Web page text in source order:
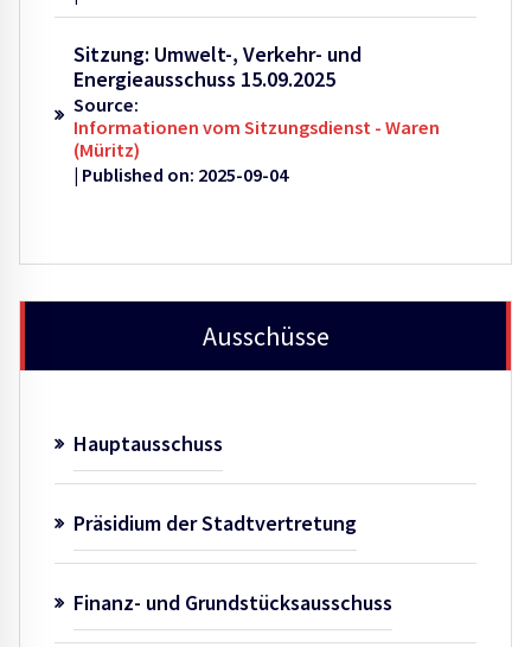
Sitzung: Umwelt-, Verkehr- und
Energieausschuss 15.09.2025
Source:
Informationen vom Sitzungsdienst - Waren
(Müritz)
Published on: 2025-09-04
Ausschüsse
Hauptausschuss
Präsidium der Stadtvertretung
Finanz- und Grundstücksausschuss